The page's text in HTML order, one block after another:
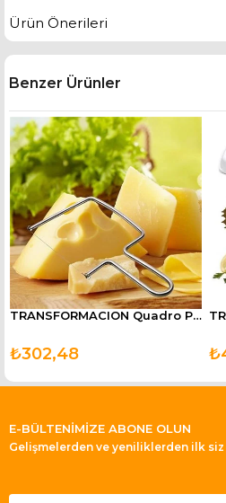
Ürün Önerileri
Benzer Ürünler
TRANSFORMACION Quadro Peynir Çikolata Kek Sebze Kesici Dilimleyici
₺302,48
E-BÜLTENİMİZE ABONE OLUN
Gelişmelerden ve yeniliklerden ilk siz